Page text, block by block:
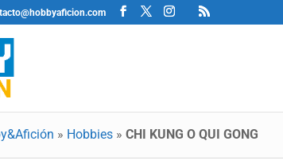
» Hobbies »CHI KUNG O QUI GONG